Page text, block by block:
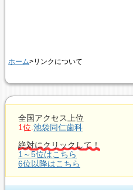
ホーム>リンクについて
全国アクセス上位
1位. 池袋同仁歯科
絶対にクリックして！
1～5位はこちら
6位以降はこちら